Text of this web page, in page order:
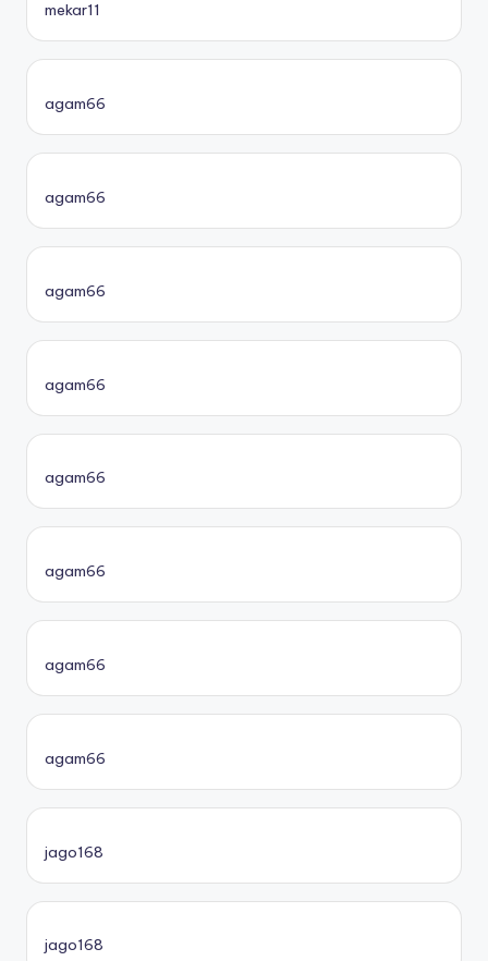
mekar11
agam66
agam66
agam66
agam66
agam66
agam66
agam66
agam66
jago168
jago168